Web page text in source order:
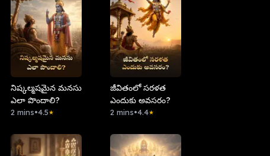
నిష్కల్మషమైన మనసు
ఎలా పొందాలి?
2 mins•4.5★
జీవితంలో సరళత
ఎందుకు అవసరం?
2 mins•4.4★